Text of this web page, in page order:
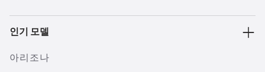
인기 모델
아리조나